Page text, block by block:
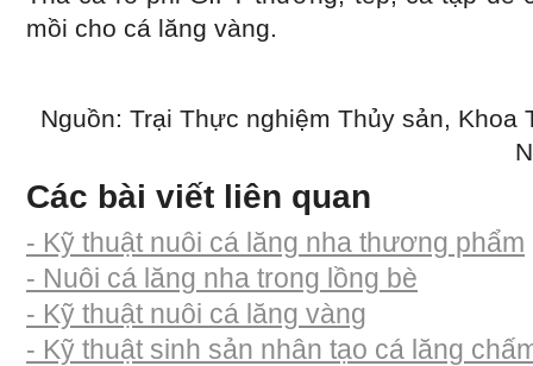
mồi cho cá lăng vàng.
Nguồn: Trại Thực nghiệm Thủy sản,
Các bài viết liên quan
- Kỹ thuật nuôi cá lăng nha thương phẩm
- Nuôi cá lăng nha trong lồng bè
- Kỹ thuật nuôi cá lăng vàng
- Kỹ thuật sinh sản nhân tạo cá lăng